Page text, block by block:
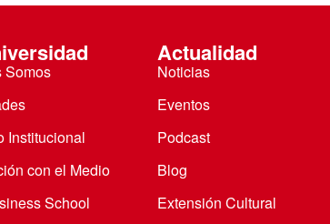
Somos
Institucional
con el Medio
School
Actualidad
Noticias
Eventos
Podcast
Blog
Extensión Cultural